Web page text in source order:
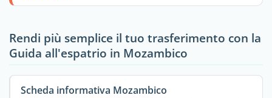
Rendi più semplice il tuo trasferimento con la
Guida all'espatrio in Mozambico
Scheda informativa Mozambico